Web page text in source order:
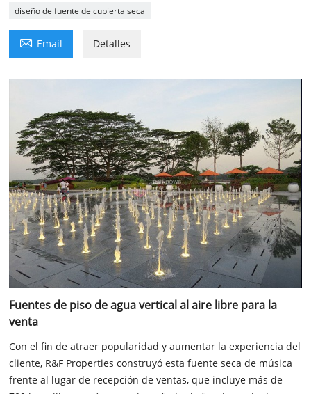
diseño de fuente de cubierta seca
 Email Detalles
Fuentes de piso de agua vertical al aire libre para la
venta
Con el fin de atraer popularidad y aumentar la experiencia del
cliente, R&F Properties construyó esta fuente seca de música
frente al lugar de recepción de ventas, que incluye más de